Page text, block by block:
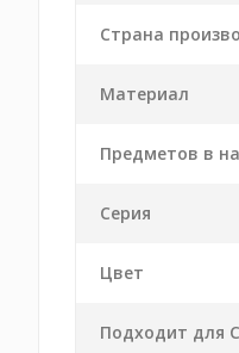
Страна
Материал
Предметов в
Серия
Цвет
Подходит для